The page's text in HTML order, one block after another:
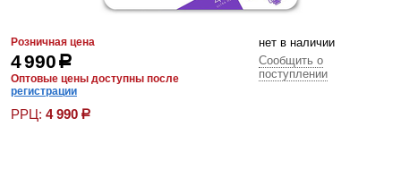
Розничная цена
4 990р
Оптовые цены доступны после
регистрации
РРЦ: 4 990 р
нет в наличии
Сообщить о
поступлении